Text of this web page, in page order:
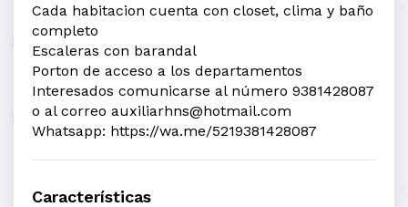
Cada habitacion cuenta con closet, clima y baño
completo
Escaleras con barandal
Porton de acceso a los departamentos
Interesados comunicarse al número 9381428087
o al correo auxiliarhns@hotmail.com
Whatsapp: https://wa.me/5219381428087
Características